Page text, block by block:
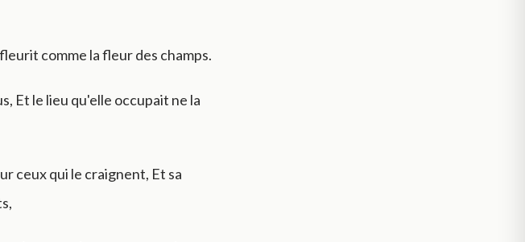
comme la fleur des champs.
Et le lieu qu'elle occupait ne la
ceux qui le craignent, Et sa